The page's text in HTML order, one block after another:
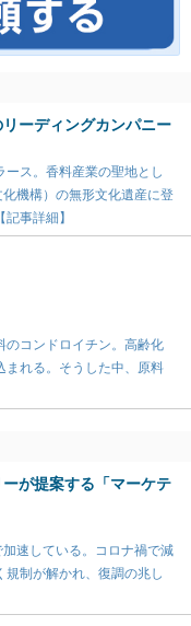
ーディングカンパニー
ス。香料産業の聖地とし
機構）の無形文化遺産に登
事詳細】
のコンドロイチン。高齢化
まれる。そうした中、原料
が提案する「マーケテ
速している。コロナ禍で減
制が解かれ、復調の兆し